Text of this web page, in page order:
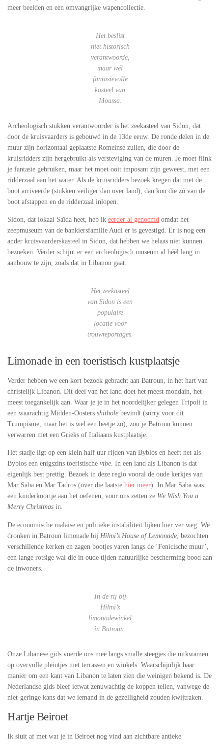
meer beelden en een omvangrijke wapencollectie.
Het beslist
niet historisch
verantwoorde,
maar wél
fantasievolle
kasteel van
Moussa.
Archeologisch stukken verantwoorder is het zeekasteel van Sidon, dat
door de kruisvaarders is gebouwd in de 13de eeuw. De ronde delen in de
muur zijn horizontaal geplaatste Romeinse zuilen, die door de
kruisridders zijn hergebruikt als versteviging van de muren. Je moet flink
je fantasie gebruiken, maar het moet ooit imposant zijn geweest, met een
ridderzaal aan het water. Als de kruisridders bezoek kregen dat met de
boot arriveerde (stukken veiliger dan over land), dan kon die zó van de
boot afstappen en de ridderzaal inlopen.
Sidon, dat lokaal Saïda heet, heb ik eerder al genoemd omdat het
zeepmuseum van de bankiersfamilie Audi er is gevestigd. Er is nog een
ander kruisvaarderskasteel in Sidon, dat hebben we helaas niet kunnen
bezoeken. Verder schijnt er een archeologisch museum al héél lang in
aanbouw te zijn, zoals dat in Libanon gaat.
Het zeekasteel
van Sidon is een
populaire
locatie voor
trouwreportages.
Limonade in een toeristisch kustplaatsje
Verder hebben we een kort bezoek gebracht aan Batroun, in het hart van
christelijk Libanon. Dit deel van het land doet het meest mondain, het
meest toegankelijk aan. Waar je je in het noordelijker gelegen Tripoli in
een waarachtig Midden-Oosters shithole bevindt (sorry voor dit
Trumpisme, maar het is wel een beetje zo), zou je Batroun kunnen
verwarren met een Grieks of Italiaans kustplaatsje.
Het stadje ligt op een klein half uur rijden van Byblos en heeft net als
Byblos een enigszins toeristische vibe. In een land als Libanon is dat
eigenlijk best prettig. Bezoek in deze regio vooral de oude kerkjes van
Mar Saba en Mar Tadros (over die laatste hier meer). In Mar Saba was
een kinderkoortje aan het oefenen, voor ons zetten ze We Wish You a
Merry Christmas in.
De economische malaise en politieke instabiliteit lijken hier ver weg. We
dronken in Batroun limonade bij Hilmi’s House of Lemonade , bezochten
verschillende kerken en zagen bootjes varen langs de ‘Fenicische muur’,
een lange rotsige wal die in oude tijden natuurlijke bescherming bood aan
de inwoners.
In de rij bij
Hilmi’s
limonadewinkel
in Batroun.
Onze Libanese gids voerde ons mee langs smalle steegjes die uitkwamen
op overvolle pleintjes met terrassen en winkels. Waarschijnlijk haar
manier om een kant van Libanon te laten zien die weinigen bekend is. De
Nederlandse gids bleef ietwat zenuwachtig de koppen tellen, vanwege de
niet-geringe kans dat we iemand in de gezelligheid zouden kwijtraken.
Hartje Beiroet
Ik sluit af met wat je in Beiroet nog vind aan zichtbare antieke